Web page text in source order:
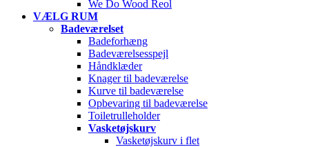
We Do Wood Reol
VÆLG RUM
Badeværelset
Badeforhæng
Badeværelsesspejl
Håndklæder
Knager til badeværelse
Kurve til badeværelse
Opbevaring til badeværelse
Toiletrulleholder
Vasketøjskurv
Vasketøjskurv i flet